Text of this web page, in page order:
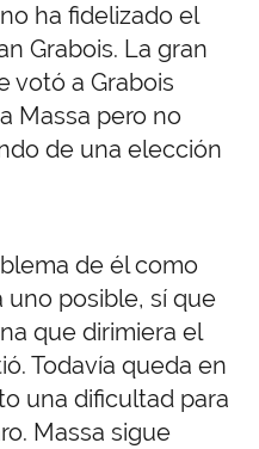
ha fidelizado el
Grabois. La gran
votó a Grabois
Massa pero no
de una elección
de él como
posible, sí que
que dirimiera el
Todavía queda en
una dificultad para
Massa sigue